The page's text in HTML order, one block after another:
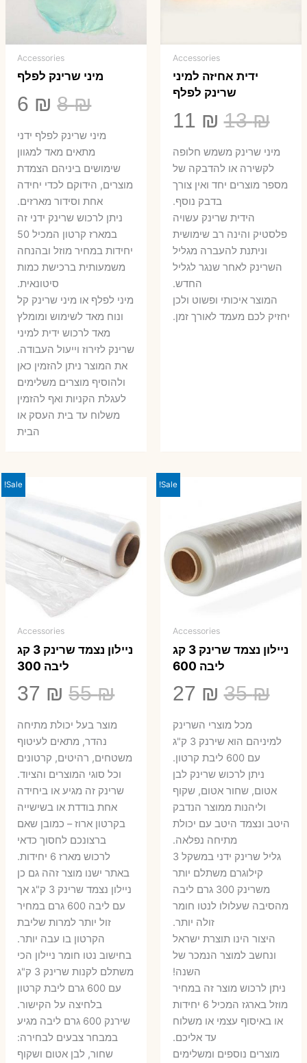
Accessories
ידית אחיזה למיני
שרינק לפלף
13₪
המחיר
המקורי
היה:
13 ₪.
11 ₪
הוא:
​מיני שרינק משמש חלופה
לקשירה או להדבקה של
מספר מוצרים יחד ואין צורך
בדבק נוסף.
הידית שרינק עשויה
פלסטיק והינה רב שימושית
וניתנת להעברה מגליל
השרינק לאחר שנגר לגליל
החדש.
המוצר איכותי ופשוט ולכן
יחזיק לכם מעמד לאורך זמן.
Accessories
מיני שרינק לפלף
8₪
היה:
8 ₪.
6 ₪
6 ₪.
מיני שרינק לפלף ידני
מתאים מאד למגוון
שימושים ביניהם הצמדת
מוצרים, הידוקם לכדי יחידה
אחת וסידור מארזים.
ניתן לרכוש שרינק ידני זה
במארז קרטון המכיל 50
יחידות במחיר מוזל ובהנחה
משמעותית ברכישת כמות
סיטונאית.
מיני לפלף או מיני שרינק קל
ונוח מאד לשימוש ומומלץ
מאד לרכוש ידית למיני
שרינק לזירוז וייעול העבודה.
את המוצר ניתן להזמין כאן
ולהוסיף מוצרים משלימים
לעגלת הקניות ואף להזמין
משלוח עד בית העסק או
הבית
Sale!
Accessories
ניילון נצמד שרינק 3 קג
ליבה 600
35₪
המחיר
המקורי
היה:
35 ₪.
27 ₪
הנוכחי
הוא:
מכל מוצרי השרינק
למיניהם הוא שירנק 3 ק"ג
עם 600 ליבת קרטון.
ניתן לרכוש שרינק לבן
אטום, שחור אטום, שקוף
וליהנות ממוצר הנדבק
היטב ונצמד היטב עם יכולת
מתיחה נפלאה.
גליל שרינק ידני במשקל 3
קילוגרם משתלם יותר
משרינק 300 גרם ליבה
מהסיבה שעלולו לנטו חומר
זולה יותר.
היצור הינו תוצרת ישראל
ונחשב למוצר הנמכר של
השנה!
ניתן לרכוש מוצר זה במחיר
מוזל בארגז המכיל 6 יחידות
או באיסוף עצמי או משלוח
עד אליכם.
מוצרים נוספים ומשלימים
Sale!
Accessories
ניילון נצמד שרינק 3 קג
ליבה 300
55₪
המחיר
המקורי
היה:
55 ₪.
37 ₪
₪.
מוצר בעל יכולת מתיחה
נהדר, מתאים לעיטוף
משטחים, רהיטים, קרטונים
וכל סוגי המוצרים והציוד.
שרינק זה מגיע או ביחידה
אחת בודדת או בשישייה
בקרטון ארוז – כמובן שאם
ברצונכם לחסוך כדאי
לרכוש מארז 6 יחידות.
באתר ישנו מוצר זהה גם כן
ניילון נצמד שרינק 3 ק"ג אך
עם ליבה 600 גרם במחיר
זול יותר למרות שליבת
הקרטון בו עבה יותר.
בחישוב נטו חומר ניילון הכי
משתלם לקנות שרינק 3 ק"ג
עם 600 גרם ליבת קרטון
בלחיצה על הקישור.
שירנק 600 גרם ליבה מגיע
במבחר צבעים לבחירה:
שחור, לבן אטום ושקוף